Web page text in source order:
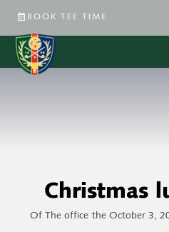
BOOK TEE TIME
Christmas
OfThe office the October 3,